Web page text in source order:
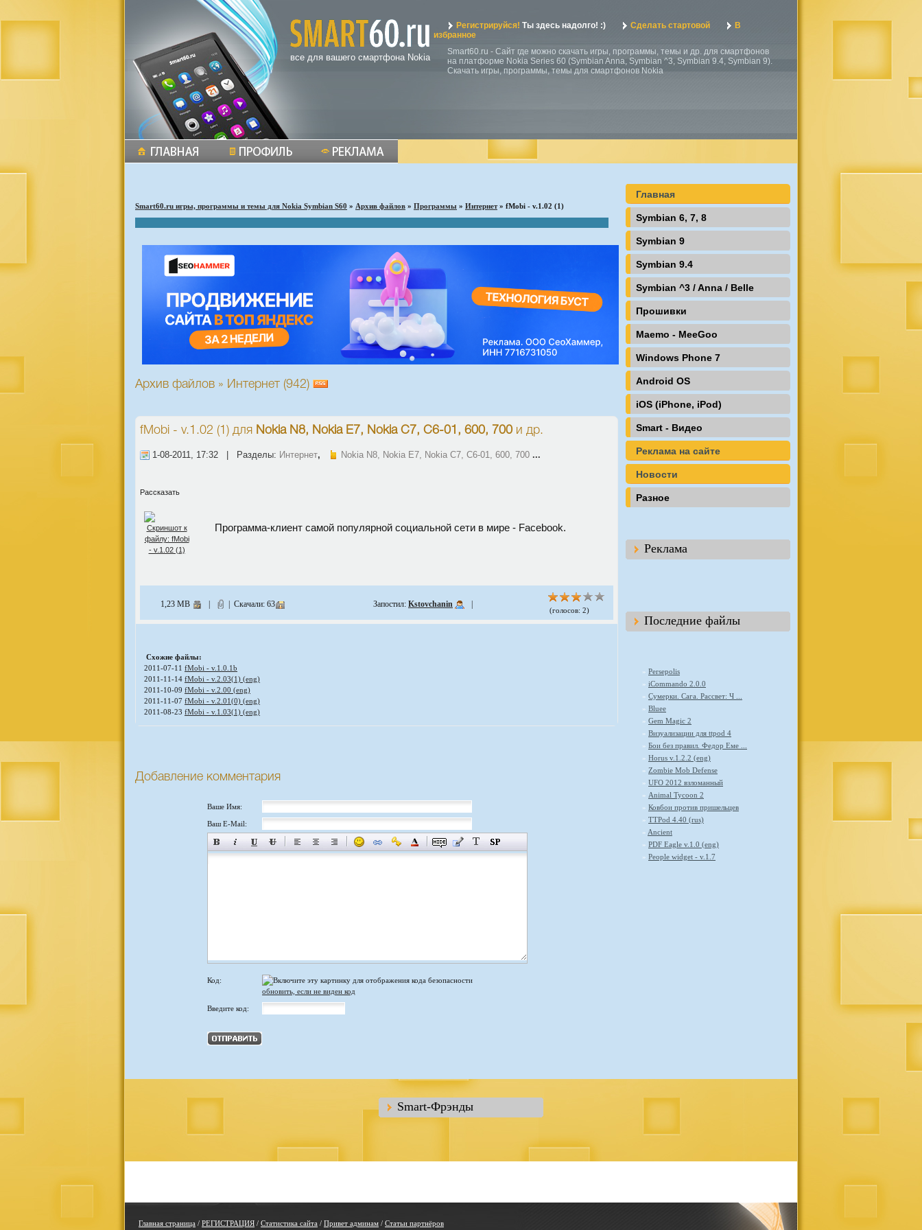
все для вашего смартфона Nokia
Регистрируйся! Ты здесь надолго! :) Сделать стартовой
В
избранное
Smart60.ru - Сайт где можно скачать игры, программы, темы и др. для смартфонов
на платформе Nokia Series 60 (Symbian Anna, Symbian ^3, Symbian 9.4, Symbian 9).
Скачать игры, программы, темы для смартфонов Nokia
Smart60.ru игры, программы и темы для Nokia Symbian S60 » Архив файлов » Программы » Интернет» fMobi - v.1.02 (1)
Архив файлов » Интернет (942)
fMobi - v.1.02 (1) для Nokia N8, Nokia E7, Nokia C7, C6-01, 600, 700и др.
1-08-2011, 17:32 | Разделы: Интернет, Nokia N8, Nokia E7, Nokia C7, C6-01, 600, 700 ...
Рассказать
Программа-клиент самой популярной социальной сети в мире - Facebook.
1,23 MB | | Скачали: 63 Запостил: Kstovchanin |
(голосов: 2)
Схожие файлы:
2011-07-11 fMobi - v.1.0.1b
2011-11-14 fMobi - v.2.03(1) (eng)
2011-10-09 fMobi - v.2.00 (eng)
2011-11-07 fMobi - v.2.01(0) (eng)
2011-08-23 fMobi - v.1.03(1) (eng)
Добавление комментария
Ваше Имя:
Ваш E-Mail:
Код:
обновить, если не виден код
Введите код:
Главная
Symbian 6, 7, 8
Symbian 9
Symbian 9.4
Symbian ^3 / Anna / Belle
Прошивки
Maemo - MeeGoo
Windows Phone 7
Android OS
iOS (iPhone, iPod)
Smart - Видео
Реклама на сайте
Новости
Разное
Реклама
Последние файлы
» Persepolis
» iCommando 2.0.0
» Сумерки. Сага. Рассвет: Ч ...
» Bluee
» Gem Magic 2
» Визуализации для ttpod 4
» Бои без правил. Федор Еме ...
» Horus v.1.2.2 (eng)
» Zombie Mob Defense
» UFO 2012 взломанный
» Animal Tycoon 2
» Ковбои против пришельцев
» TTPod 4.40 (rus)
» Ancient
» PDF Eagle v.1.0 (eng)
» People widget - v.1.7
Smart-Фрэнды
Главная страница / РЕГИСТРАЦИЯ / Статистика сайта / Привет админам / Статьи партнёров